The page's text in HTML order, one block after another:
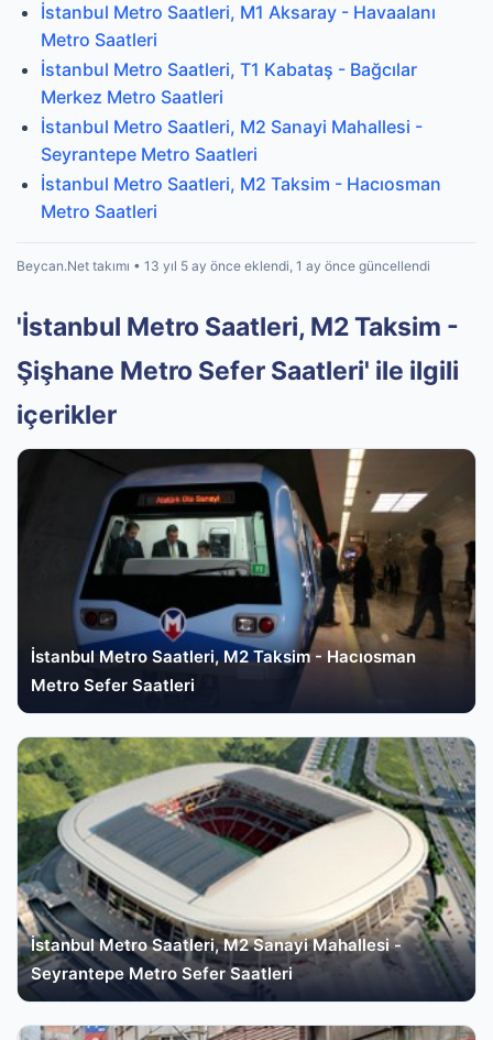
İstanbul Metro Saatleri, M1 Aksaray - Havaalanı
Metro Saatleri
İstanbul Metro Saatleri, T1 Kabataş - Bağcılar
Merkez Metro Saatleri
İstanbul Metro Saatleri, M2 Sanayi Mahallesi -
Seyrantepe Metro Saatleri
İstanbul Metro Saatleri, M2 Taksim - Hacıosman
Metro Saatleri
Beycan.Net takımı • 13 yıl 5 ay önce eklendi, 1 ay önce güncellendi
'İstanbul Metro Saatleri, M2 Taksim -
Şişhane Metro Sefer Saatleri' ile ilgili
içerikler
İstanbul Metro Saatleri, M2 Taksim - Hacıosman
Metro Sefer Saatleri
İstanbul Metro Saatleri, M2 Sanayi Mahallesi -
Seyrantepe Metro Sefer Saatleri